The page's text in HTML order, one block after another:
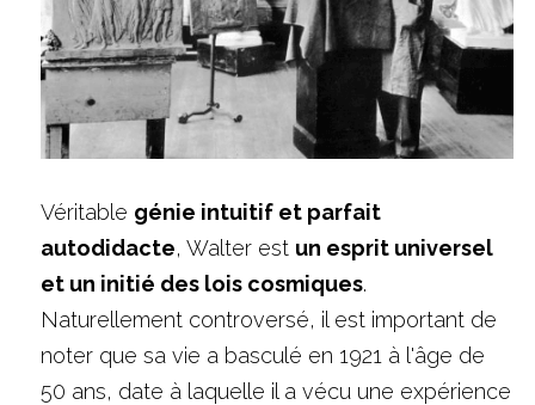
Véritable génie intuitif et parfait
autodidacte, Walter est un esprit universel
et un initié des lois cosmiques.
Naturellement controversé, il est important de
noter que sa vie a basculé en 1921 à l'âge de
50 ans, date à laquelle il a vécu une expérience